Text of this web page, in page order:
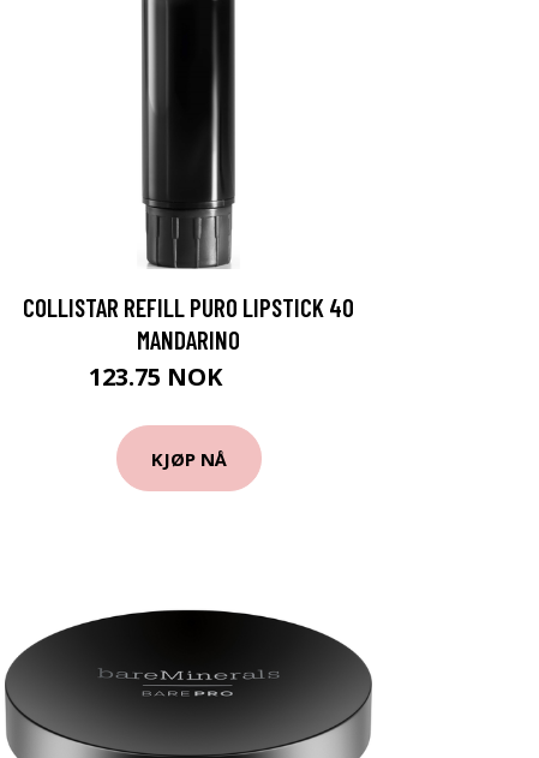
COLLISTAR REFILL PURO LIPSTICK 40
MANDARINO
123.75 NOK
KJØP NÅ